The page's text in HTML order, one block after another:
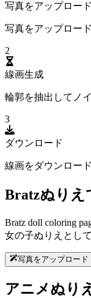
写真をアップロード
写真をアップロー
2
線画生成
輪郭を抽出してノ
3
ダウンロード
線画をダウンロー
Bratzぬりえ
Bratz doll coloring
女の子ぬりえとし
写真をアップロード
アニメぬり